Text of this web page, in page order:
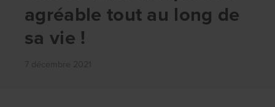
agréable tout au long de
sa vie !